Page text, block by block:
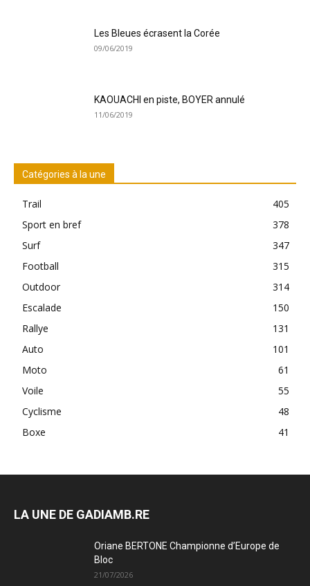
Les Bleues écrasent la Corée
09/06/2019
KAOUACHI en piste, BOYER annulé
11/06/2019
Catégories à la une
Trail
405
Sport en bref
378
Surf
347
Football
315
Outdoor
314
Escalade
150
Rallye
131
Auto
101
Moto
61
Voile
55
Cyclisme
48
Boxe
41
LA UNE DE GADIAMB.RE
Oriane BERTONE Championne d’Europe de
Bloc
21/07/2026